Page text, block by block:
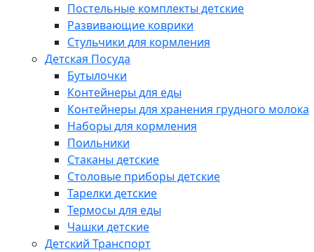
Постельные комплекты детские
Развивающие коврики
Стульчики для кормления
Детская Посуда
Бутылочки
Контейнеры для еды
Контейнеры для хранения грудного молока
Наборы для кормления
Поильники
Стаканы детские
Столовые приборы детские
Тарелки детские
Термосы для еды
Чашки детские
Детский Транспорт